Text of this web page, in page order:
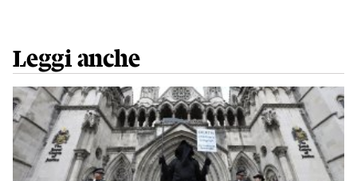
Leggi anche